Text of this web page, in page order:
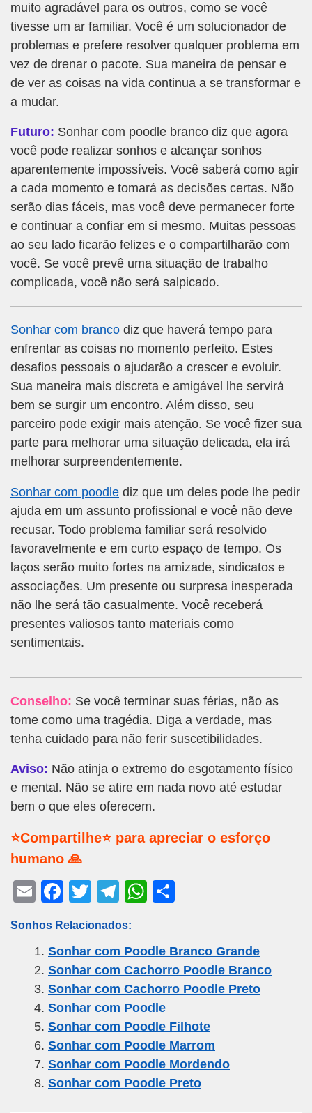
muito agradável para os outros, como se você
tivesse um ar familiar. Você é um solucionador de
problemas e prefere resolver qualquer problema em
vez de drenar o pacote. Sua maneira de pensar e
de ver as coisas na vida continua a se transformar e
a mudar.
Futuro: Sonhar com poodle branco diz que agora
você pode realizar sonhos e alcançar sonhos
aparentemente impossíveis. Você saberá como agir
a cada momento e tomará as decisões certas. Não
serão dias fáceis, mas você deve permanecer forte
e continuar a confiar em si mesmo. Muitas pessoas
ao seu lado ficarão felizes e o compartilharão com
você. Se você prevê uma situação de trabalho
complicada, você não será salpicado.
Sonhar com branco diz que haverá tempo para
enfrentar as coisas no momento perfeito. Estes
desafios pessoais o ajudarão a crescer e evoluir.
Sua maneira mais discreta e amigável lhe servirá
bem se surgir um encontro. Além disso, seu
parceiro pode exigir mais atenção. Se você fizer sua
parte para melhorar uma situação delicada, ela irá
melhorar surpreendentemente.
Sonhar com poodle diz que um deles pode lhe pedir
ajuda em um assunto profissional e você não deve
recusar. Todo problema familiar será resolvido
favoravelmente e em curto espaço de tempo. Os
laços serão muito fortes na amizade, sindicatos e
associações. Um presente ou surpresa inesperada
não lhe será tão casualmente. Você receberá
presentes valiosos tanto materiais como
sentimentais.
Conselho: Se você terminar suas férias, não as
tome como uma tragédia. Diga a verdade, mas
tenha cuidado para não ferir suscetibilidades.
Aviso: Não atinja o extremo do esgotamento físico
e mental. Não se atire em nada novo até estudar
bem o que eles oferecem.
⭐Compartilhe⭐ para apreciar o esforço
humano 🙏
E
ail
F
c
e
b
o
o
k
T
tt
er
T
e
gr
a
m
W
s
A
p
p
e
Sonhos Relacionados:
Sonhar com Poodle Branco Grande
Sonhar com Cachorro Poodle Branco
Sonhar com Cachorro Poodle Preto
Sonhar com Poodle
Sonhar com Poodle Filhote
Sonhar com Poodle Marrom
Sonhar com Poodle Mordendo
Sonhar com Poodle Preto